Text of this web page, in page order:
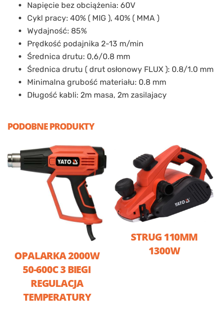
Napięcie bez obciążenia: 60V
Cykl pracy: 40% ( MIG ), 40% ( MMA )
Wydajność: 85%
Prędkość podajnika 2-13 m/min
Średnica drutu: 0,6/0.8 mm
Średnica drutu ( drut osłonowy FLUX ): 0.8/1.0 mm
Minimalna grubość materiału: 0.8 mm
Długość kabli: 2m masa, 2m zasilajacy
PODOBNE PRODUKTY
OPALARKA 2000W
50-600C 3 BIEGI
REGULACJA
TEMPERATURY
STRUG 110MM
1300W